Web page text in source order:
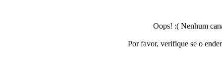
Oops! :( Nenhum
Por favor, verifique se o